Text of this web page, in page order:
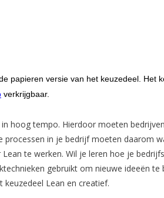
papieren versie van het keuzedeel. Het
verkrijgbaar.
hoog tempo. Hierdoor moeten
processen in je bedrijf moeten daarom
te werken. Wil je leren hoe je
gebruikt om nieuwe ideeën te
Lean en creatief.